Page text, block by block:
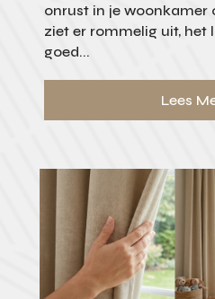
onrust in je woonkamer
ziet er rommelig uit, het
goed...
Lees